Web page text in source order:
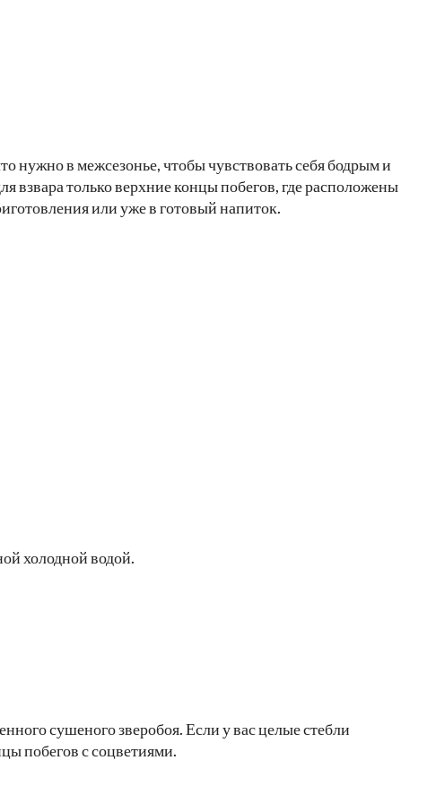
нужно в межсезонье, чтобы чувствовать себя бодрым и
взвара только верхние концы побегов, где расположены
или уже в готовый напиток.
холодной водой.
сушеного зверобоя. Если у вас целые стебли
побегов с соцветиями.